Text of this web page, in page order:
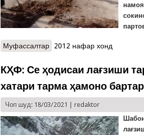
Муфассалтар о Роҳандозии чораҳои
2012 нафар хонд
КҲФ: Се ҳодисаи лағзиши
хатари тарма ҳамоно
Чоп шуд: 18/03/2021 |redaktor